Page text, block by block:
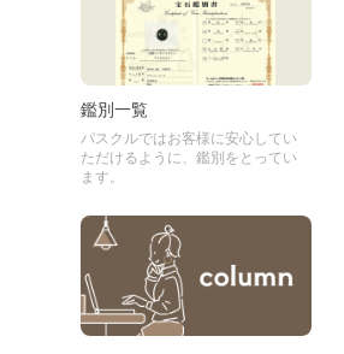
鑑別一覧
パスクルではお客様に安心してい
ただけるように、鑑別をとってい
ます。